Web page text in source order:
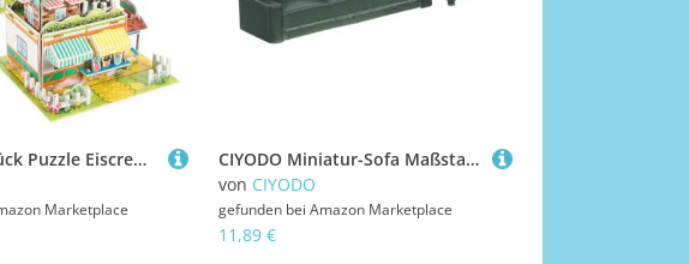
CIYODO 2 Stück Puzzle Eiscreme Shop Bausatz Teilig Schaumstoff Bastelset für Jahre und Erwachsene Dreidimensionales DIY Modell mit Glatten Kanten Sicher und Dekorativ für Zuhause und
Marketplace
CIYODO Miniatur-Sofa Maßstab Miniaturmöbel aus Harz für Puppenhaus Mini Raumdekoration Leicht Tragbar Kreative DIY Requisiten
von CIYODO
gefunden bei Amazon Marketplace
11,89 €